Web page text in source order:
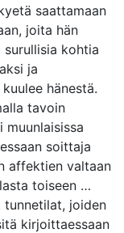
saattamaan
joita hän
surullisia kohtia
ja
hänestä.
tavoin
muunlaisissa
soittaja
affektien valtaan
toiseen …
tunnetilat, joiden
kirjoittaessaan